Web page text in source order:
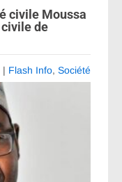
civile Moussa
de
| Flash Info, Société